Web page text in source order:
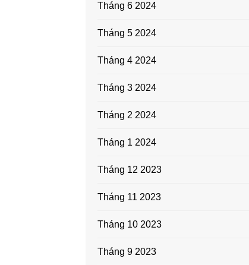
Tháng 6 2024
Tháng 5 2024
Tháng 4 2024
Tháng 3 2024
Tháng 2 2024
Tháng 1 2024
Tháng 12 2023
Tháng 11 2023
Tháng 10 2023
Tháng 9 2023